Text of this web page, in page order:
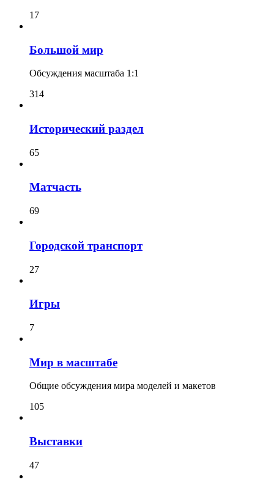
17
Большой мир
Обсуждения масштаба 1:1
314
Исторический раздел
65
Матчасть
69
Городской транспорт
27
Игры
7
Мир в масштабе
Общие обсуждения мира моделей и макетов
105
Выставки
47